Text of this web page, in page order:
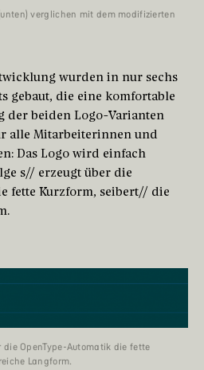
verglichen mit dem modifizierten
wurden in nur sechs
gebaut, die eine komfortable
der beiden Logo-Varianten
alle Mitarbeiterinnen und
Das Logo wird einfach
s// erzeugt über die
fette Kurzform, seibert// die
OpenType-Automatik die fette
Langform.